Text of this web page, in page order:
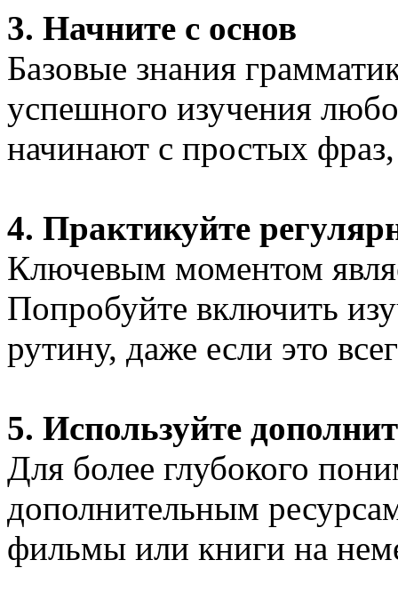
3. Начните с основ
Базовые знания
успешного изучения
начинают с простых
4. Практикуйте
Ключевым моментом
Попробуйте включить
рутину, даже если это
5. Используйте
Для более глубокого
дополнительным
фильмы или книги на